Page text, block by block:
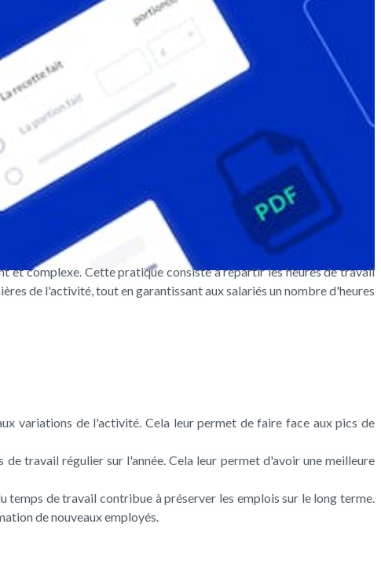
et complexe. Cette pratique consiste à répartir les heures de travail
de l'activité, tout en garantissant aux salariés un nombre d'heures
variations de l'activité. Cela leur permet de faire face aux pics de
travail régulier sur l'année. Cela leur permet d'avoir une meilleure
de travail contribue à préserver les emplois sur le long terme.
de nouveaux employés.